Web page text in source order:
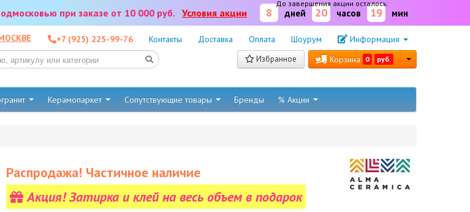
при заказе от 10 000 руб. Условия акции
До завершения акции осталось:
8 дней 20 часов 19 мин
+7 (925) 225-99-76 Контакты Доставка Оплата Шоурум Информация
Избранное Корзина 0 руб.
Керамопаркет Сопутствующие товары Бренды % Акции
Распродажа! Частичное наличие
Акция! Затирка и клей на весь объем в подарок